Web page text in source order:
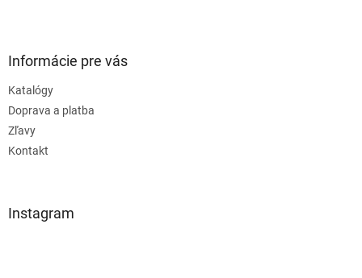
Informácie pre vás
Katalógy
Doprava a platba
Zľavy
Kontakt
Instagram